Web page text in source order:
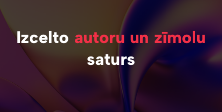
Izcelto autoru un zīmolu
saturs